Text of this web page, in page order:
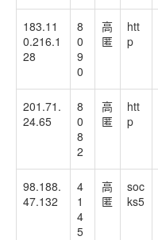
183.11
0.216.1
28
8
0
9
0
高
匿
htt
p
201.71.
24.65
8
0
8
2
高
匿
htt
p
98.188.
47.132
4
1
4
5
高
匿
soc
ks5